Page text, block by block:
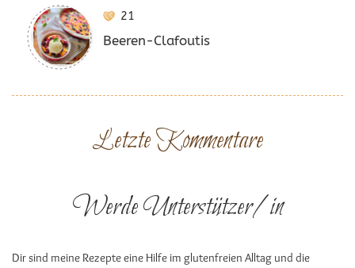
21
Beeren-Clafoutis
Letzte Kommentare
Werde Unterstützer/in
Dir sind meine Rezepte eine Hilfe im glutenfreien Alltag und die